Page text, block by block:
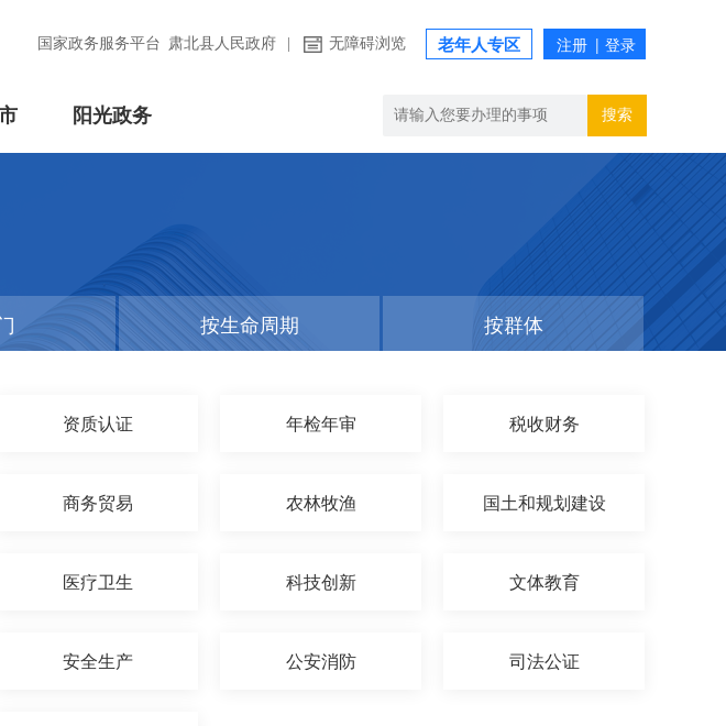
国家政务服务平台 肃北县人民政府 无障碍浏览 老年人专区
阳光政务 搜索
按生命周期 按群体
资质认证 年检年审 税收财务
商务贸易 农林牧渔 国土和规划建设
医疗卫生 科技创新 文体教育
安全生产 公安消防 司法公证